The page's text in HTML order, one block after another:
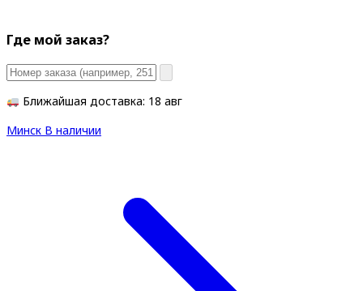
Где мой заказ?
Ближайшая доставка: 18 авг
Минск В наличии